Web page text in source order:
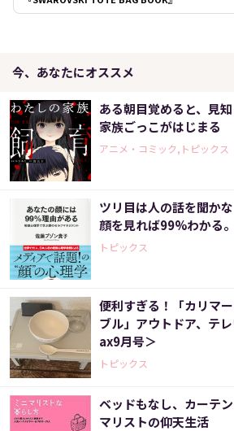
今、あなたにオススメ
ある朝目覚めると、見
家族ごっこがはじまる
アニメ・コミック,トピックス
ツリ目は人の話を聞か
顔を見れば99%わかる。
トピックス
便利すぎる！「カリマ
ブル」アウトドア、テ
ax9月号＞
トピックス
ベッドもなし、カーテ
マリストの仰天生活